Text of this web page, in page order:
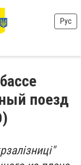
Рус
поезд